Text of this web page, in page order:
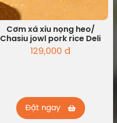
Cơm xá xíu nọng heo/
Chasiu jowl pork rice Deli
129,000 đ
Đặt ngay